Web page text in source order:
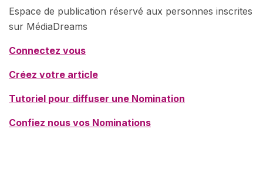
Espace de publication réservé aux personnes inscrites
sur MédiaDreams
Connectez vous
Créez votre article
Tutoriel pour diffuser une Nomination
Confiez nous vos Nominations